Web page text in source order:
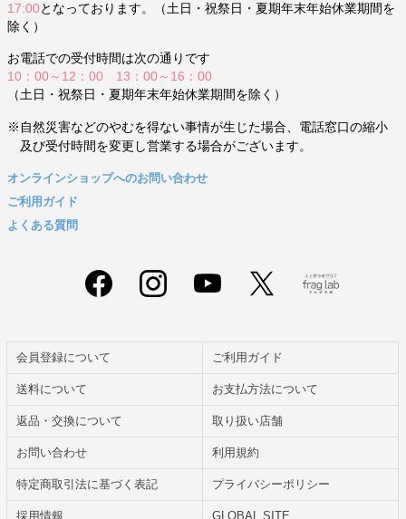
17:00となっております。（土日・祝祭日・夏期年末年始休業期間を
除く）
お電話での受付時間は次の通りです
10：00～12：00 13：00～16：00
（土日・祝祭日・夏期年末年始休業期間を除く）
※自然災害などのやむを得ない事情が生じた場合、電話窓口の縮小
及び受付時間を変更し営業する場合がございます。
オンラインショップへのお問い合わせ
ご利用ガイド
よくある質問
会員登録について ご利用ガイド
送料について お支払方法について
返品・交換について 取り扱い店舗
お問い合わせ 利用規約
特定商取引法に基づく表記 プライバシーポリシー
採用情報 GLOBAL SITE